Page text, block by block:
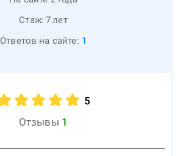
Стаж: 7лет
Ответов на сайте: 1
5
Отзывы 1